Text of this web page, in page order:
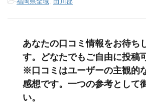
あなたの口コミ情報をお待ち
す。どなたでもご自由に投稿
※口コミはユーザーの主観的
感想です。一つの参考として
い。